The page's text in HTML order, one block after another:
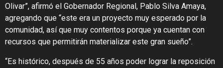
Olivar”, afirmó el Gobernador Regional, Pablo Silva Amaya,
agregando que “este era un proyecto muy esperado por la
comunidad, así que muy contentos porque ya cuentan con
recursos que permitirán materializar este gran sueño”.
“Es histórico, después de 55 años poder lograr la reposición